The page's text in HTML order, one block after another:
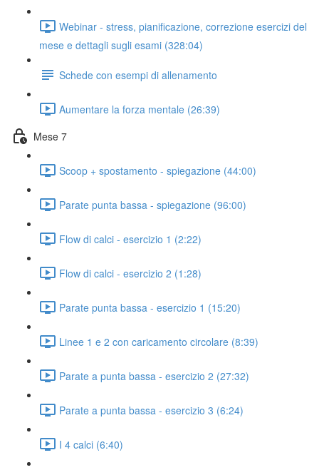
Webinar - stress, pianificazione, correzione esercizi del
mese e dettagli sugli esami (328:04)
Schede con esempi di allenamento
Aumentare la forza mentale (26:39)
Mese 7
Scoop + spostamento - spiegazione (44:00)
Parate punta bassa - spiegazione (96:00)
Flow di calci - esercizio 1 (2:22)
Flow di calci - esercizio 2 (1:28)
Parate punta bassa - esercizio 1 (15:20)
Linee 1 e 2 con caricamento circolare (8:39)
Parate a punta bassa - esercizio 2 (27:32)
Parate a punta bassa - esercizio 3 (6:24)
I 4 calci (6:40)